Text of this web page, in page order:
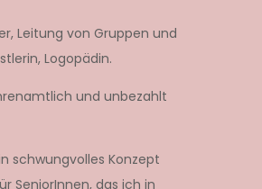
Leitung von Gruppen und
Logopädin.
und unbezahlt
schwungvolles Konzept
SeniorInnen, das ich in